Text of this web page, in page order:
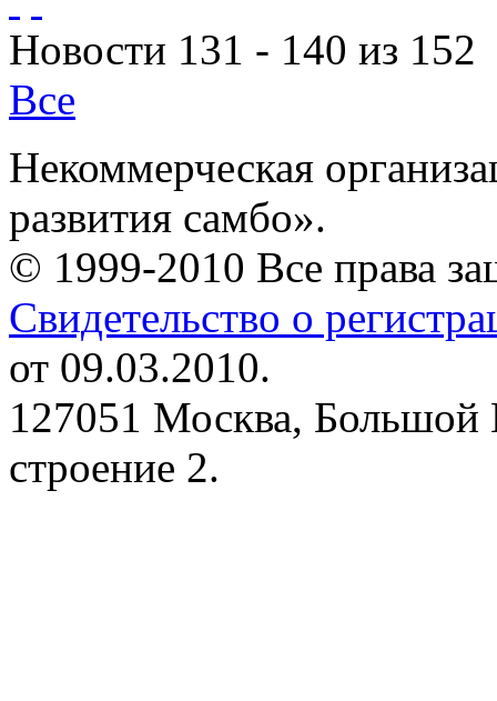
Новости 131 - 140 из 152
Все
Некоммерческая
развития самбо».
© 1999-2010 Все права
Свидетельство о
от 09.03.2010.
127051 Москва, Большой
строение 2.